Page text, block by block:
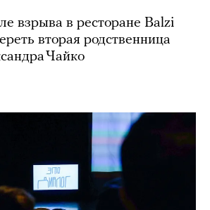
взрыва в ресторане Balzi
вторая родственница
Чайко